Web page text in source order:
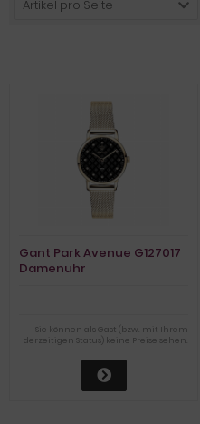
Artikel pro Seite
Gant Park Avenue G127017
Damenuhr
Sie können als Gast (bzw. mit Ihrem
derzeitigen Status) keine Preise sehen.